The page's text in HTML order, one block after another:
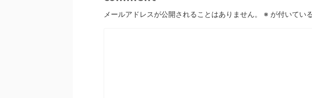
メールアドレスが公開されることはありません。 ※ が付いてい